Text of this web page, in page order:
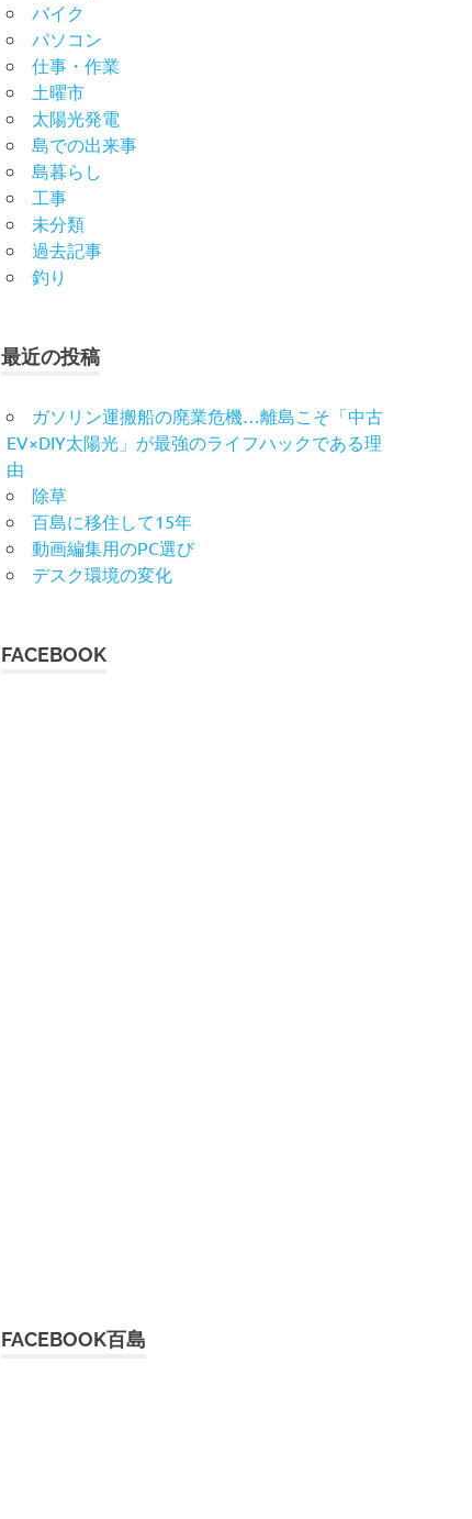
バイク
パソコン
仕事・作業
土曜市
太陽光発電
島での出来事
島暮らし
工事
未分類
過去記事
釣り
最近の投稿
ガソリン運搬船の廃業危機…離島こそ「中古
EV×DIY太陽光」が最強のライフハックである理
由
除草
百島に移住して15年
動画編集用のPC選び
デスク環境の変化
FACEBOOK
FACEBOOK百島